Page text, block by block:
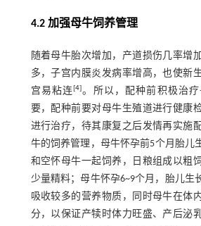
4.2 加强母牛饲养管理
随着母牛胎次增加，产道损伤几率增
多，子宫内膜炎发病率增高，也使新
宫易粘连[4]。所以，配种前积极治
要，配种前要对母牛生殖道进行健康
进行治疗，待其康复之后发情再实施
牛的饲养管理，母牛怀孕前5个月胎儿
和空怀母牛一起饲养，日粮组成以粗
少量精料；母牛怀孕6~9个月，胎儿生
吸收较多的营养物质，同时母牛在体
分，以保证产犊时体力旺盛、产后泌